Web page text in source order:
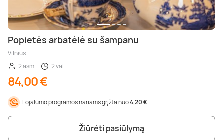
Popietės arbatėlė su šampanu
Vilnius
2 asm.
2 val.
84,00 €
Lojalumo programos nariams grįžta nuo4,20 €
Žiūrėti pasiūlymą